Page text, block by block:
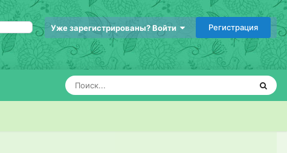
Уже зарегистрированы? Войти Регистрация